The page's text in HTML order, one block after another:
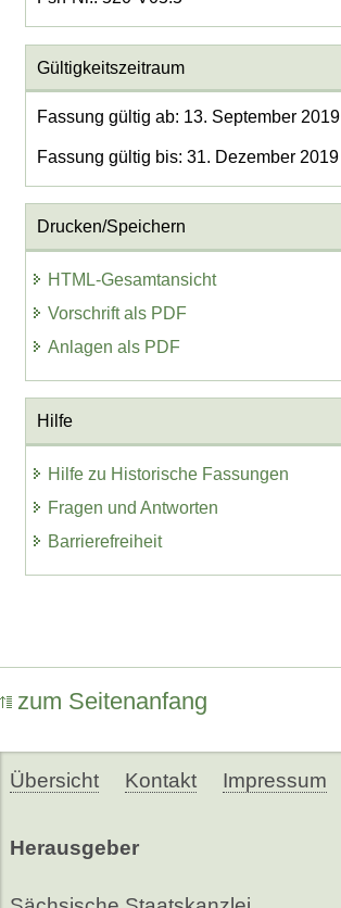
Gültigkeitszeitraum
Fassung gültig ab: 13. September 2019
Fassung gültig bis: 31. Dezember 2019
Drucken/Speichern
HTML-Gesamtansicht
Vorschrift als PDF
Anlagen als PDF
Hilfe
Hilfe zu Historische Fassungen
Fragen und Antworten
Barrierefreiheit
zum Seitenanfang
Übersicht Kontakt Impressum
Herausgeber